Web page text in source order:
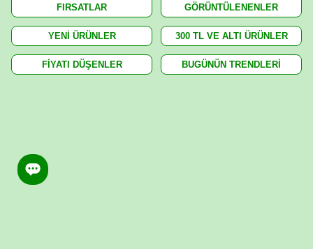
FIRSATLAR
GÖRÜNTÜLENENLER
YENİ ÜRÜNLER 300 TL VE ALTI ÜRÜNLER
FİYATI DÜŞENLER BUGÜNÜN TRENDLERİ